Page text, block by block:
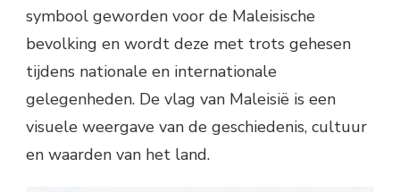
symbool geworden voor de Maleisische
bevolking en wordt deze met trots gehesen
tijdens nationale en internationale
gelegenheden. De vlag van Maleisië is een
visuele weergave van de geschiedenis, cultuur
en waarden van het land.